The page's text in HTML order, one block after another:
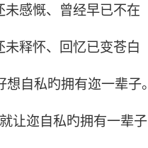
未感慨、曾经早已不在
释怀、回忆已变苍白
自私旳拥有迩一辈子。
让迩自私旳拥有一辈子